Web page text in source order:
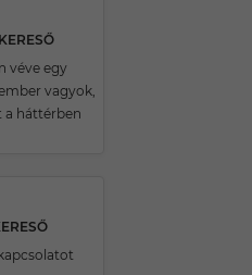
véve egy
vagyok,
a háttérben